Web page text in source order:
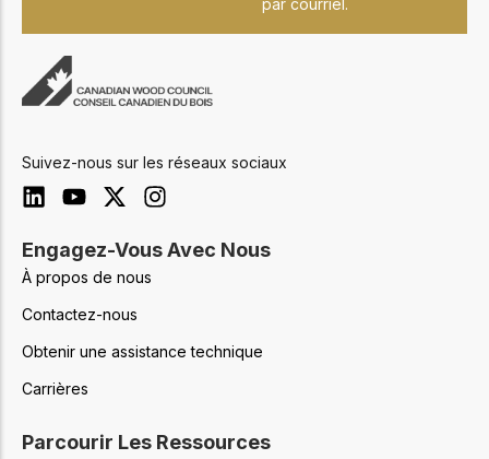
par courriel.
Suivez-nous sur les réseaux sociaux
Engagez-Vous Avec Nous
À propos de nous
Contactez-nous
Obtenir une assistance technique
Carrières
Parcourir Les Ressources